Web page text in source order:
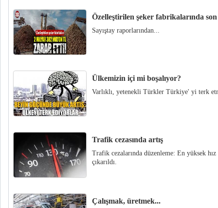
Özelleştirilen şeker fabrikalarında
Sayıştay raporlarından...
Ülkemizin içi mi boşalıyor?
Varlıklı, yetenekli Türkler Türkiye' yi terk
Trafik cezasında artış
Trafik cezalarında düzenleme: En yüksek
çıkarıldı.
Çalışmak, üretmek...